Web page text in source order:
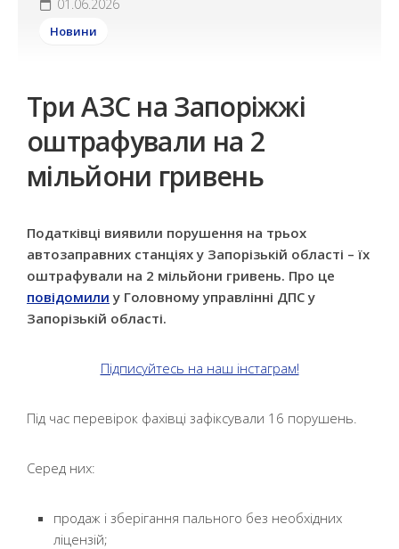
01.06.2026
Новини
Три АЗС на Запоріжжі
оштрафували на 2
мільйони гривень
Податківці виявили порушення на трьох
автозаправних станціях у Запорізькій області – їх
оштрафували на 2 мільйони гривень. Про це
повідомили у Головному управлінні ДПС у
Запорізькій області.
Підписуйтесь на наш інстаграм!
Під час перевірок фахівці зафіксували 16 порушень.
Серед них:
продаж і зберігання пального без необхідних
ліцензій;